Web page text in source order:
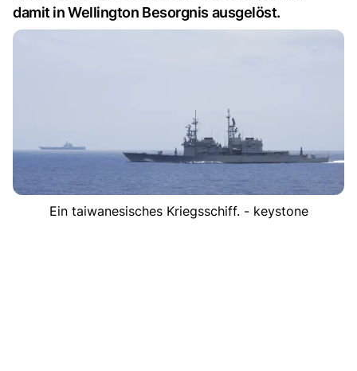
damit in Wellington Besorgnis ausgelöst.
Ein taiwanesisches Kriegsschiff. - keystone